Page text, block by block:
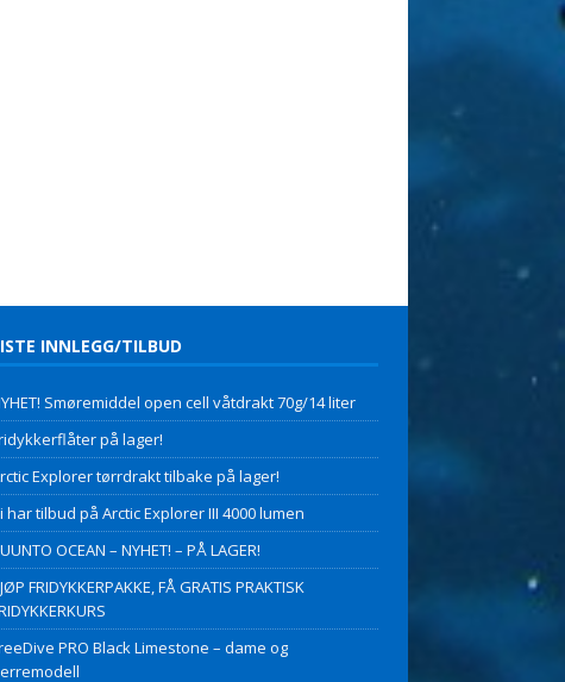
INNLEGG/TILBUD
Smøremiddel open cell våtdrakt 70g/14 liter
på lager!
Explorer tørrdrakt tilbake på lager!
har tilbud på Arctic Explorer III 4000 lumen
OCEAN – NYHET! – PÅ LAGER!
FRIDYKKERPAKKE, FÅ GRATIS PRAKTISK
PRO Black Limestone – dame og